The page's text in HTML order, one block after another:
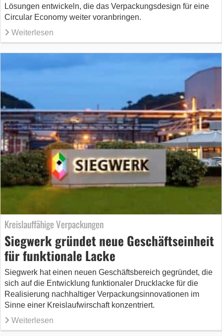
Lösungen entwickeln, die das Verpackungsdesign für eine
Circular Economy weiter voranbringen.
Weiterlesen
Kreislauffähige Verpackungen
Siegwerk gründet neue Geschäftseinheit
für funktionale Lacke
Siegwerk hat einen neuen Geschäftsbereich gegründet, die
sich auf die Entwicklung funktionaler Drucklacke für die
Realisierung nachhaltiger Verpackungsinnovationen im
Sinne einer Kreislaufwirschaft konzentriert.
Weiterlesen